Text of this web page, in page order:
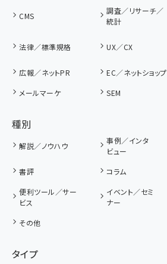
CMS
調査／リサーチ／
統計
法律／標準規格 UX／CX
広報／ネットPR
EC／ネットショップ
メールマーケ
SEM
種別
解説／ノウハウ
事例／インタ
ビュー
書評 コラム
便利ツール／サー
ビス
イベント／セミ
ナー
その他
タイプ